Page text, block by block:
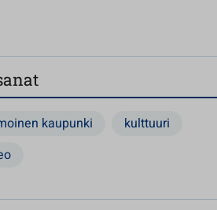
kaupunki
kulttuuri